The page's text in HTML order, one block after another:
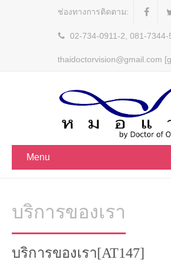
ช่องทางการติดตาม:
02-734-0911-2, 081-7344-
thaidoctorvision@gmail.com
Menu
บริการของเรา
บริการของเรา[AT147]